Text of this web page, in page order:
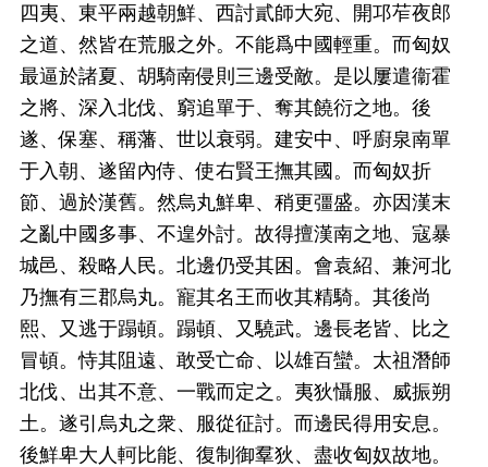
四夷、東平兩越朝鮮、西討貳師大宛、開邛苲夜郎
之道、然皆在荒服之外。不能爲中國輕重。而匈奴
最逼於諸夏、胡騎南侵則三邊受敵。是以屢遣衞霍
之將、深入北伐、窮追單于、奪其饒衍之地。後
遂、保塞、稱藩、世以衰弱。建安中、呼廚泉南單
于入朝、遂留內侍、使右賢王撫其國。而匈奴折
節、過於漢舊。然烏丸鮮卑、稍更彊盛。亦因漢末
之亂中國多事、不遑外討。故得擅漢南之地、寇暴
城邑、殺略人民。北邊仍受其困。會袁紹、兼河北
乃撫有三郡烏丸。寵其名王而收其精騎。其後尚
熙、又逃于蹋頓。蹋頓、又驍武。邊長老皆、比之
冒頓。恃其阻遠、敢受亡命、以雄百蠻。太祖潛師
北伐、出其不意、一戰而定之。夷狄懾服、威振朔
土。遂引烏丸之衆、服從征討。而邊民得用安息。
後鮮卑大人軻比能、復制御羣狄、盡收匈奴故地。